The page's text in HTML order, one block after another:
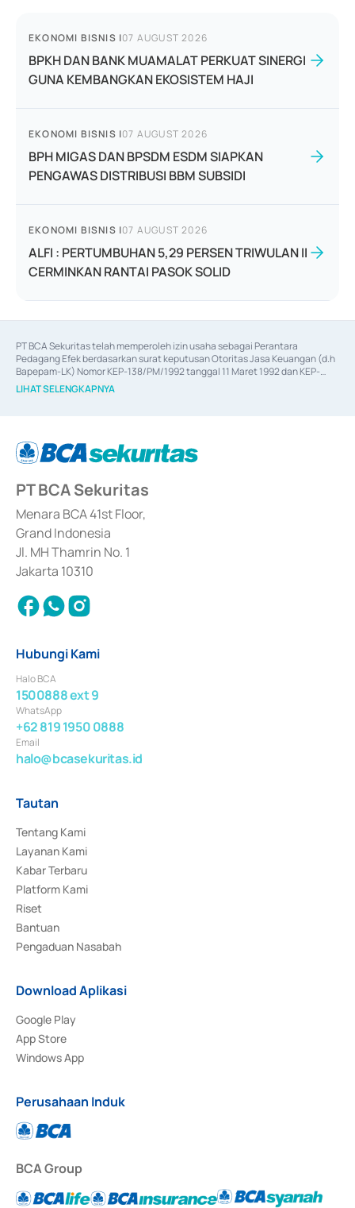
EKONOMI BISNIS |07 AUGUST 2026
BPKH DAN BANK MUAMALAT PERKUAT SINERGI
GUNA KEMBANGKAN EKOSISTEM HAJI
EKONOMI BISNIS |07 AUGUST 2026
BPH MIGAS DAN BPSDM ESDM SIAPKAN
PENGAWAS DISTRIBUSI BBM SUBSIDI
EKONOMI BISNIS |07 AUGUST 2026
ALFI : PERTUMBUHAN 5,29 PERSEN TRIWULAN II
CERMINKAN RANTAI PASOK SOLID
PT BCA Sekuritas telah memperoleh izin usaha sebagai Perantara
Pedagang Efek berdasarkan surat keputusan Otoritas Jasa Keuangan (d.h
Bapepam-LK) Nomor KEP-138/PM/1992 tanggal 11 Maret 1992 dan KEP-
06/D.04/2014 tanggal 28 Februari 2014, izin usaha sebagai Penjamin Emisi
Efek berdasarkan surat keputusan Otoritas Jasa Keuangan Nomor KEP-
berdasarkan surat keputusan Otoritas Jasa Keuangan Nomor S-
67/PM.21/2017 tanggal 3 Februari 2017, dan beberapa izin usaha lainnya
Sertifikat Deposito di Pasar Uang yang izinnya diterbitkan pada tahun 2017
dan izin usaha lainnya dari Bank Indonesia sebagai Lembaga Pendukung
Penerbitan, Transaksi, serta Penatausahaan dan Penyelesaian Transaksi
Surat Berharga Komersial yang izinnya diterbitkan pada tahun 2018.
LIHAT SELENGKAPNYA
PT BCA Sekuritas
Menara BCA 41st Floor,
Grand Indonesia
Jl. MH Thamrin No. 1
Jakarta 10310
Hubungi Kami
Halo BCA
1500888 ext 9
WhatsApp
+62 819 1950 0888
Email
halo@bcasekuritas.id
Tautan
Tentang Kami
Layanan Kami
Kabar Terbaru
Platform Kami
Riset
Bantuan
Pengaduan Nasabah
Download Aplikasi
Google Play
App Store
Windows App
Perusahaan Induk
BCA Group